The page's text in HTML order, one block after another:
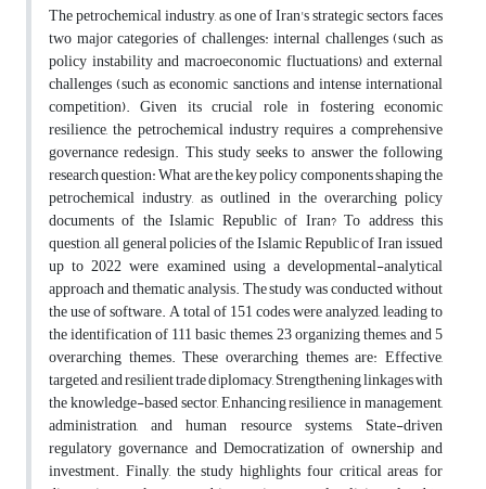
The petrochemical industry, as one of Iran's strategic sectors, faces
two major categories of challenges: internal challenges (such as
policy instability and macroeconomic fluctuations) and external
challenges (such as economic sanctions and intense international
competition). Given its crucial role in fostering economic
resilience, the petrochemical industry requires a comprehensive
governance redesign. This study seeks to answer the following
research question: What are the key policy components shaping the
petrochemical industry, as outlined in the overarching policy
documents of the Islamic Republic of Iran? To address this
question, all general policies of the Islamic Republic of Iran issued
up to 2022 were examined using a developmental-analytical
approach and thematic analysis. The study was conducted without
the use of software. A total of 151 codes were analyzed, leading to
the identification of 111 basic themes, 23 organizing themes, and 5
overarching themes. These overarching themes are: Effective,
targeted, and resilient trade diplomacy, Strengthening linkages with
the knowledge-based sector, Enhancing resilience in management,
administration, and human resource systems, State-driven
regulatory governance and Democratization of ownership and
investment. Finally, the study highlights four critical areas for